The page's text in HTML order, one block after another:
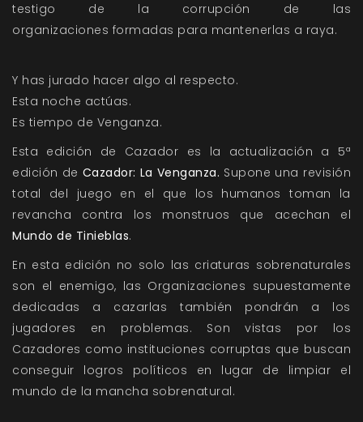
testigo de la corrupción de las
organizaciones formadas para mantenerlas a raya.
Y has jurado hacer algo al respecto.
Esta noche actúas.
Es tiempo de Venganza.
Esta edición de Cazador es la actualización a 5ª
edición de Cazador: La Venganza. Supone una revisión
total del juego en el que los humanos toman la
revancha contra los monstruos que acechan el
Mundo de Tinieblas.
En esta edición no solo las criaturas sobrenaturales
son el enemigo, las Organizaciones supuestamente
dedicadas a cazarlas también pondrán a los
jugadores en problemas. Son vistas por los
Cazadores como instituciones corruptas que buscan
conseguir logros políticos en lugar de limpiar el
mundo de la mancha sobrenatural.